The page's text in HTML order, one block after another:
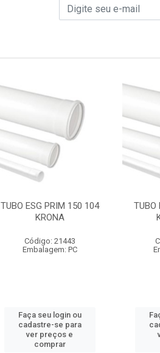
TUBO ESG PRIM 150 104
KRONA
Código: 21443
Embalagem: PC
Faça seu login ou
cadastre-se para
ver preços e
comprar
TUBO